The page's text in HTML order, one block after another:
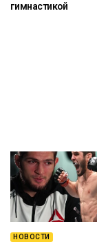
гимнастикой
НОВОСТИ